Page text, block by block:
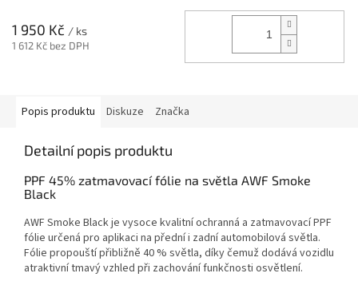
1 950 Kč / ks
1 612 Kč bez DPH
Popis produktu Diskuze Značka
Detailní popis produktu
PPF 45% zatmavovací fólie na světla AWF Smoke
Black
AWF Smoke Black je vysoce kvalitní ochranná a zatmavovací PPF
fólie určená pro aplikaci na přední i zadní automobilová světla.
Fólie propouští přibližně 40 % světla, díky čemuž dodává vozidlu
atraktivní tmavý vzhled při zachování funkčnosti osvětlení.